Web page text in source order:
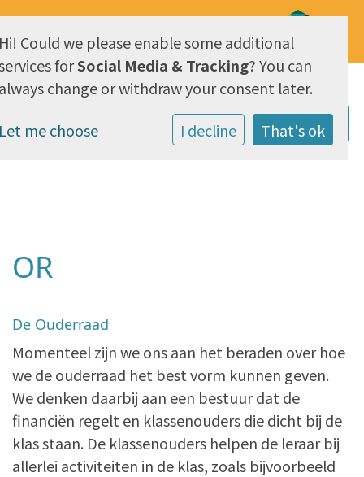
AVG & Privacy
OR
De Ouderraad
Momenteel zijn we ons aan het beraden over hoe
we de ouderraad het best vorm kunnen geven.
We denken daarbij aan een bestuur dat de
financiën regelt en klassenouders die dicht bij de
klas staan. De klassenouders helpen de leraar bij
allerlei activiteiten in de klas, zoals bijvoorbeeld
Could we please enable some additional
forSocial Media & Tracking? You can
change or withdraw your consent later.
me choose
I decline That's ok